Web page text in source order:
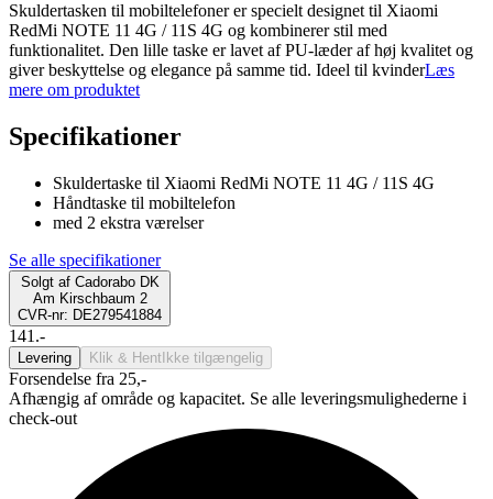
Skuldertasken til mobiltelefoner er specielt designet til Xiaomi
RedMi NOTE 11 4G / 11S 4G og kombinerer stil med
funktionalitet. Den lille taske er lavet af PU-læder af høj kvalitet og
giver beskyttelse og elegance på samme tid. Ideel til kvinderLæs
mere om produktet
Specifikationer
Skuldertaske til Xiaomi RedMi NOTE 11 4G / 11S 4G
Håndtaske til mobiltelefon
med 2 ekstra værelser
Se alle specifikationer
Solgt af Cadorabo DK
Am Kirschbaum 2
CVR-nr: DE279541884
141.-
Levering Klik & Hent Ikke tilgængelig
Forsendelse fra 25,-
Afhængig af område og kapacitet. Se alle leveringsmulighederne i
check-out